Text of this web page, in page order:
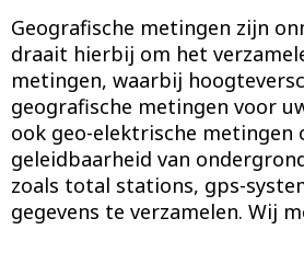
Geografische metingen zijn
draait hierbij om het
metingen, waarbij
geografische metingen voor
ook geo-elektrische
geleidbaarheid van
zoals total stations, gps-
gegevens te verzamelen. Wij